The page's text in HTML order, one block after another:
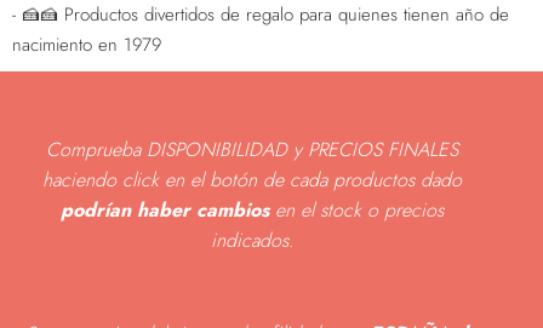
- 🍰🍰 Productos divertidos de regalo para quienes tienen año de
nacimiento en 1979
Comprueba DISPONIBILIDAD y PRECIOS FINALES
haciendo click en el botón de cada productos dado
podrían haber cambiosen el stock o precios
indicados.